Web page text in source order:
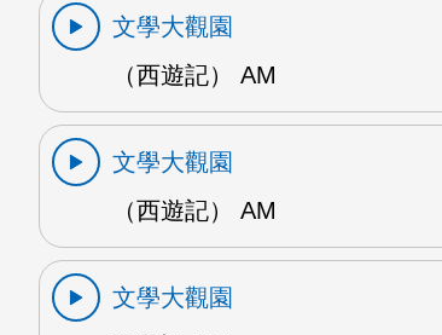
文學大觀園
（西遊記） AM
文學大觀園
（西遊記） AM
文學大觀園